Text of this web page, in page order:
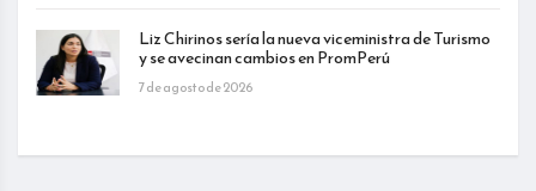
Liz Chirinos sería la nueva viceministra de Turismo
y se avecinan cambios en PromPerú
7 de agosto de 2026